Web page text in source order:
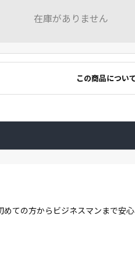
在庫がありません
この商品につい
ての方からビジネスマンまで安